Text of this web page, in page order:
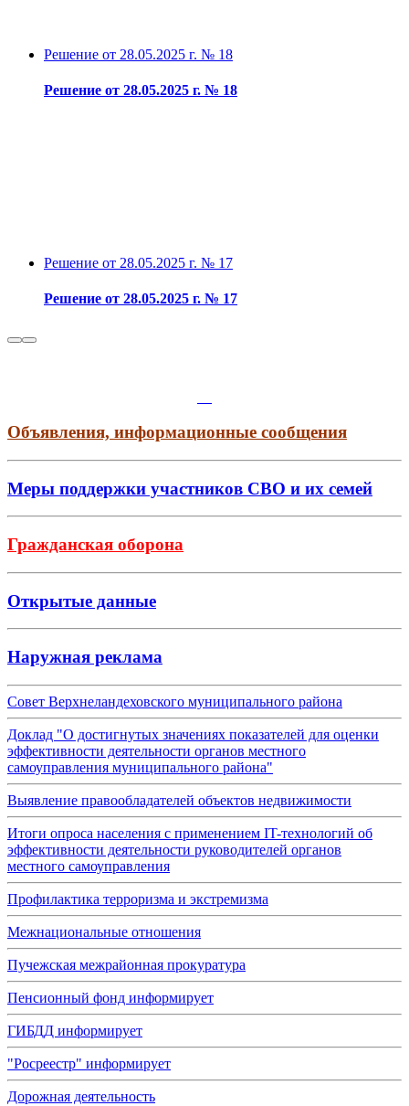
Решение от 28.05.2025 г. № 18
Решение от 28.05.2025 г. № 18
Решение от 28.05.2025 г. № 17
Решение от 28.05.2025 г. № 17
Объявления, информационные сообщения
Меры поддержки участников СВО и их семей
Гражданская оборона
Открытые данные
Наружная реклама
Совет Верхнеландеховского муниципального района
Доклад "О достигнутых значениях показателей для оценки
эффективности деятельности органов местного
самоуправления муниципального района"
Выявление правообладателей объектов недвижимости
Итоги опроса населения с применением IT-технологий об
эффективности деятельности руководителей органов
местного самоуправления
Профилактика терроризма и экстремизма
Межнациональные отношения
Пучежская межрайонная прокуратура
Пенсионный фонд информирует
ГИБДД информирует
"Росреестр" информирует
Дорожная деятельность